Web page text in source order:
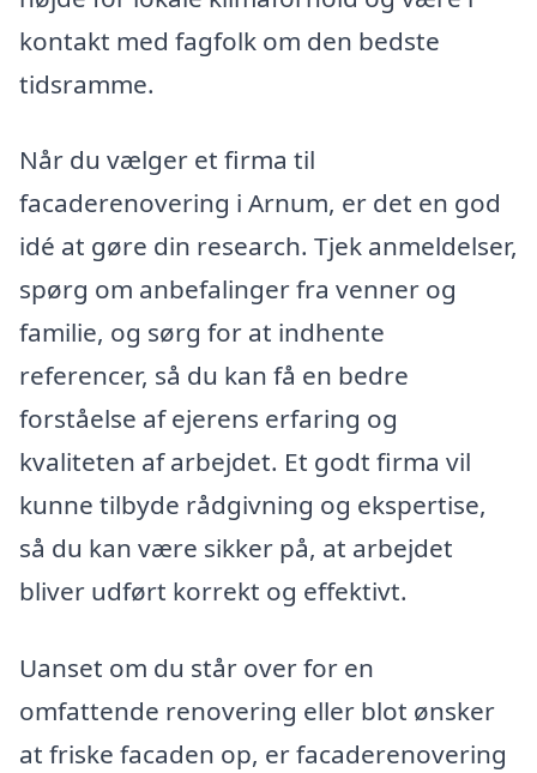
kontakt med fagfolk om den bedste
tidsramme.
Når du vælger et firma til
facaderenovering i Arnum, er det en god
idé at gøre din research. Tjek anmeldelser,
spørg om anbefalinger fra venner og
familie, og sørg for at indhente
referencer, så du kan få en bedre
forståelse af ejerens erfaring og
kvaliteten af arbejdet. Et godt firma vil
kunne tilbyde rådgivning og ekspertise,
så du kan være sikker på, at arbejdet
bliver udført korrekt og effektivt.
Uanset om du står over for en
omfattende renovering eller blot ønsker
at friske facaden op, er facaderenovering